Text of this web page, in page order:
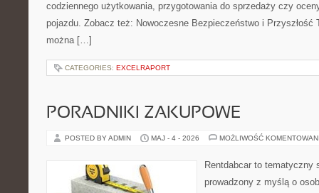
codziennego użytkowania, przygotowania do sprzedaży czy
pojazdu. Zobacz też: Nowoczesne Bezpieczeństwo i Przyszłość
można […]
CATEGORIES: EXCELRAPORT
PORADNIKI ZAKUPOWE
POSTED BY ADMIN MAJ - 4 - 2026 MOŻLIWOŚĆ
Rentdabcar to tematyczny
prowadzony z myślą o